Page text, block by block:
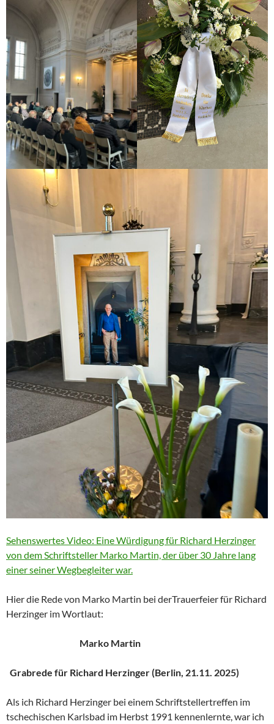
Sehenswertes Video: Eine Würdigung für Richard Herzinger
von dem Schriftsteller Marko Martin, der über 30 Jahre lang
einer seiner Wegbegleiter war.
Hier die Rede von Marko Martin bei derTrauerfeier für Richard
Herzinger im Wortlaut:
Marko Martin
Grabrede für Richard Herzinger (Berlin, 21.11. 2025)
Als ich Richard Herzinger bei einem Schriftstellertreffen im
tschechischen Karlsbad im Herbst 1991 kennenlernte, war ich